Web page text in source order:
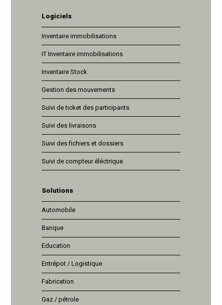
Logiciels
Inventaire immobilisations
IT Inventaire immobilisations
Inventaire Stock
Gestion des mouvements
Suivi de ticket des participants
Suivi des livraisons
Suivi des fichiers et dossiers
Suivi de compteur éléctrique
Solutions
Automobile
Banque
Education
Entrépot / Logistique
Fabrication
Gaz / pétrole